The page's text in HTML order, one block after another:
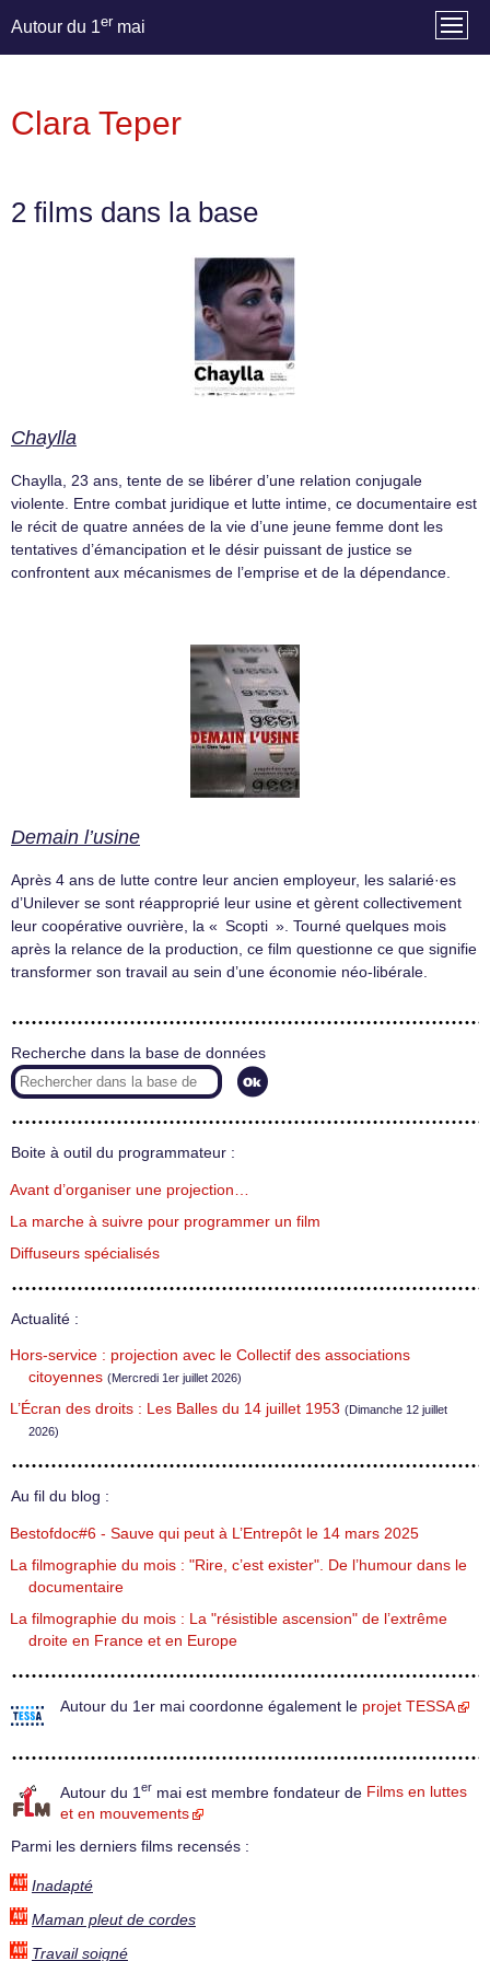
Autour du 1er mai
Clara Teper
2 films dans la base
Chaylla
Chaylla, 23 ans, tente de se libérer d’une relation conjugale
violente. Entre combat juridique et lutte intime, ce documentaire est
le récit de quatre années de la vie d’une jeune femme dont les
tentatives d’émancipation et le désir puissant de justice se
confrontent aux mécanismes de l’emprise et de la dépendance.
Demain l’usine
Après 4 ans de lutte contre leur ancien employeur, les salarié·es
d’Unilever se sont réapproprié leur usine et gèrent collectivement
leur coopérative ouvrière, la « Scopti ». Tourné quelques mois
après la relance de la production, ce film questionne ce que signifie
transformer son travail au sein d’une économie néo-libérale.
Recherche dans la base de données
Boite à outil du programmateur :
Avant d’organiser une projection…
La marche à suivre pour programmer un film
Diffuseurs spécialisés
Actualité :
Hors-service : projection avec le Collectif des associations
citoyennes (Mercredi 1er juillet 2026)
L’Écran des droits : Les Balles du 14 juillet 1953 (Dimanche 12 juillet
2026)
Au fil du blog :
Bestofdoc#6 - Sauve qui peut à L’Entrepôt le 14 mars 2025
La filmographie du mois : "Rire, c’est exister". De l’humour dans le
documentaire
La filmographie du mois : La "résistible ascension" de l’extrême
droite en France et en Europe
Autour du 1er mai coordonne également le projet TESSA
Autour du 1 er mai est membre fondateur de Films en luttes
et en mouvements
Parmi les derniers films recensés :
Inadapté
Maman pleut de cordes
Travail soigné